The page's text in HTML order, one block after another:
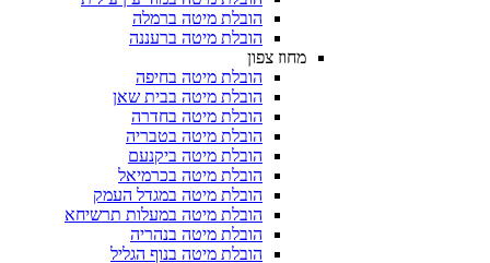
הובלת מיטה ברמלה
הובלת מיטה ברעננה
הובלת מיטה בחיפה
הובלת מיטה בבית שאן
הובלת מיטה בחדרה
הובלת מיטה בטבריה
הובלת מיטה ביקנעם
הובלת מיטה בכרמיאל
הובלת מיטה במגדל העמק
הובלת מיטה במעלות תרשיחא
הובלת מיטה בנהריה
הובלת מיטה בנוף הגליל